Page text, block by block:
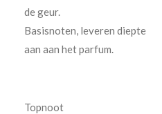
de geur.
Basisnoten, leveren diepte
aan aan het parfum.
Topnoot